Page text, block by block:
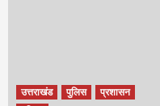
उत्तराखंड पुलिस
प्रशासन